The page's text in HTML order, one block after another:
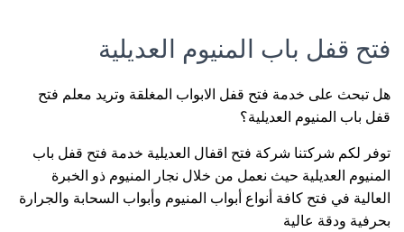
فتح قفل باب المنيوم العديلية
هل تبحث على خدمة فتح قفل الابواب المغلقة وتريد معلم فتح
قفل باب المنيوم العديلية؟
توفر لكم شركتنا شركة فتح اقفال العديلية خدمة فتح قفل باب
المنيوم العديلية حيث نعمل من خلال نجار المنيوم ذو الخبرة
العالية في فتح كافة أنواع أبواب المنيوم وأبواب السحابة والجرارة
بحرفية ودقة عالية